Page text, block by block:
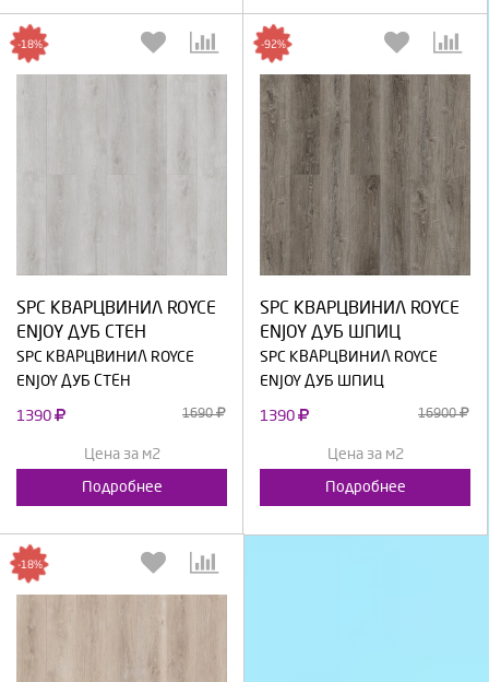
SPC КВАРЦВИНИЛ ROYCE
ENJOY ДУБ СТЕН
SPC КВАРЦВИНИЛ ROYCE
ENJOY ДУБ СТЕН
-18%
1390 1690
Цена за м2
Подробнее
Продолжить Отмена
SPC КВАРЦВИНИЛ ROYCE
ENJOY ДУБ ШПИЦ
SPC КВАРЦВИНИЛ ROYCE
ENJOY ДУБ ШПИЦ
-92%
1390 16900
Цена за м2
Подробнее
Выберите количество:
Продолжить Отмена
-18%